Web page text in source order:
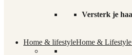
Versterk je
Home & lifestyleHome & Lifestyle